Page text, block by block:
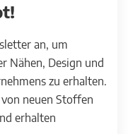
an, um
Nähen, Design und
zu erhalten.
neuen Stoffen
erhalten